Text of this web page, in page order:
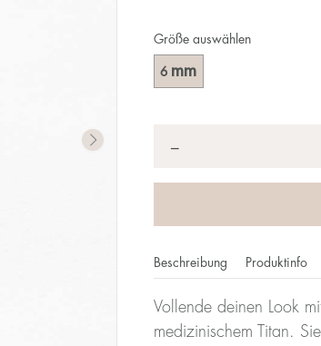
Größe auswählen
6 mm
−
Beschreibung Produktinfo
Vollende deinen Look
medizinischem Titan.